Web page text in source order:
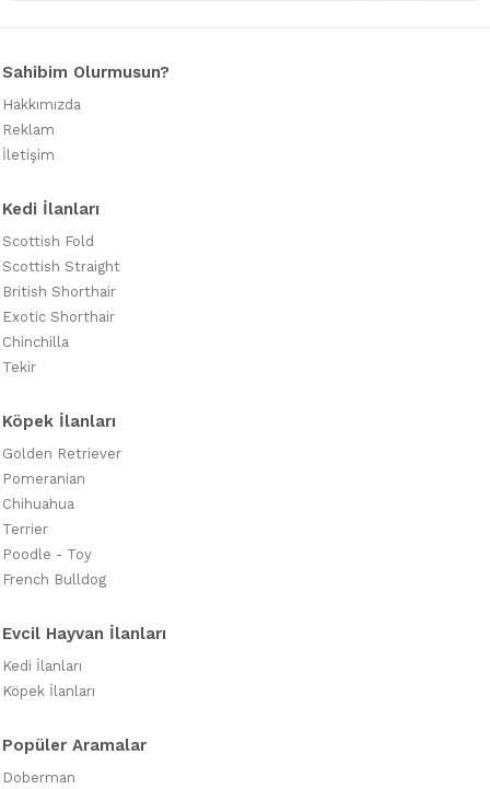
Sahibim Olurmusun?
Hakkımızda
Reklam
İletişim
Kedi İlanları
Scottish Fold
Scottish Straight
British Shorthair
Exotic Shorthair
Chinchilla
Tekir
Köpek İlanları
Golden Retriever
Pomeranian
Chihuahua
Terrier
Poodle - Toy
French Bulldog
Evcil Hayvan İlanları
Kedi İlanları
Köpek İlanları
Popüler Aramalar
Doberman